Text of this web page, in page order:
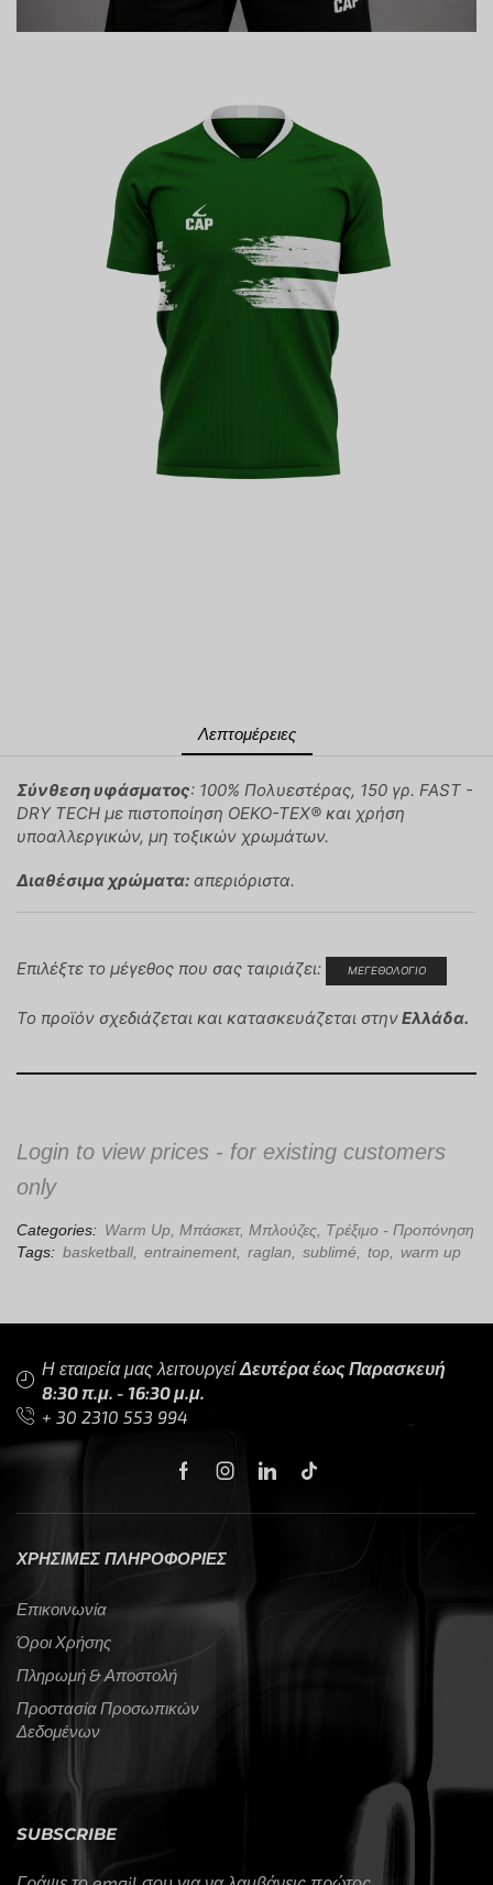
Λεπτομέρειες
Σύνθεση υφάσματος: 100% Πολυεστέρας, 150 γρ. FAST -
DRY TECH με πιστοποίηση OEKO-TEX® και χρήση
υποαλλεργικών, μη τοξικών χρωμάτων.
Διαθέσιμα χρώματα: απεριόριστα.
Επιλέξτε το μέγεθος που σας ταιριάζει: ΜΕΓΕΘΟΛΟΓΙΟ
Το προϊόν σχεδιάζεται και κατασκευάζεται στηνΕλλάδα.
Login to view prices - for existing customers
only
Categories: Warm Up, Μπάσκετ, Μπλούζες, Τρέξιμο - Προπόνηση
Tags: basketball, entrainement, raglan, sublimé, top, warm up
Η εταιρεία μας λειτουργείΔευτέρα έως Παρασκευή
8:30 π.μ. - 16:30 μ.μ.
+ 30 2310 553 994
ΧΡΗΣΙΜΕΣ ΠΛΗΡΟΦΟΡΙΕΣ
Επικοινωνία
Όροι Χρήσης
Πληρωμή & Αποστολή
Προστασία Προσωπικών
Δεδομένων
SUBSCRIBE